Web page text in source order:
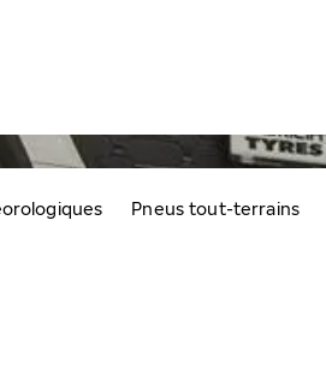
Pneus tout-terrains